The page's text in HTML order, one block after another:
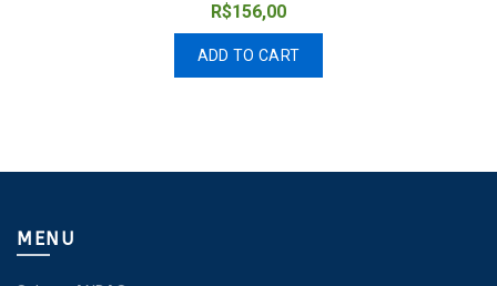
R$156,00
ADD TO CART
MENU